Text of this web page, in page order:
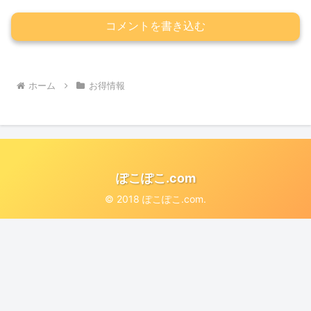
コメントを書き込む
ホーム お得情報
ぽこぽこ.com
© 2018 ぽこぽこ.com.